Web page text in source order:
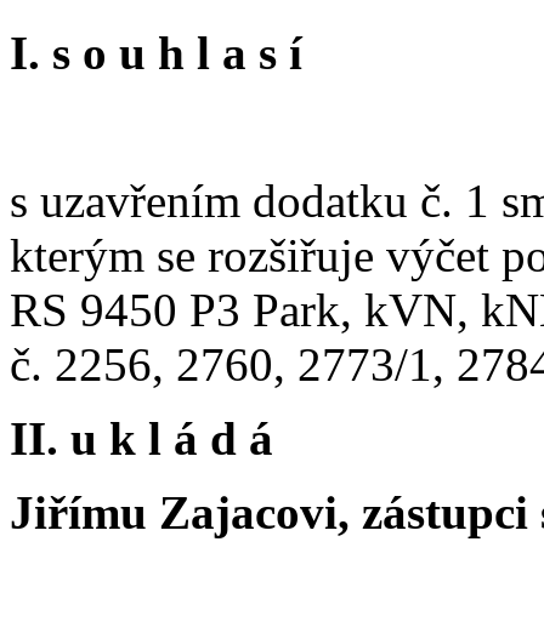
I. s o u h l a s í
s uzavřením dodatku č. 1
kterým se rozšiřuje výčet
RS 9450 P3 Park, kVN,
č. 2256, 2760, 2773/1,
II. u k l á d á
Jiřímu Zajacovi, zástupci